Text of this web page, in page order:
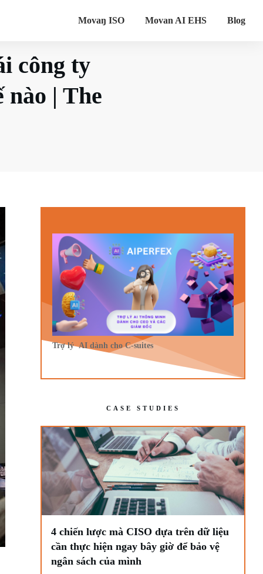
Movaŋ ISO Movan AI EHS Blog
công ty
| The
Trợ lý AI dành cho C-suites
CASE STUDIES
4 chiến lược mà CISO dựa trên dữ liệu
cần thực hiện ngay bây giờ để bảo vệ
ngân sách của mình